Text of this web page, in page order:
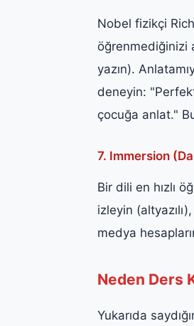
Nobel fizikçi
öğrenmediğinizi
yazın).
deneyin:
çocuğa anlat."
7. Immersion
Bir dili en hızlı
izleyin
medya
Neden Ders
Yukarıda